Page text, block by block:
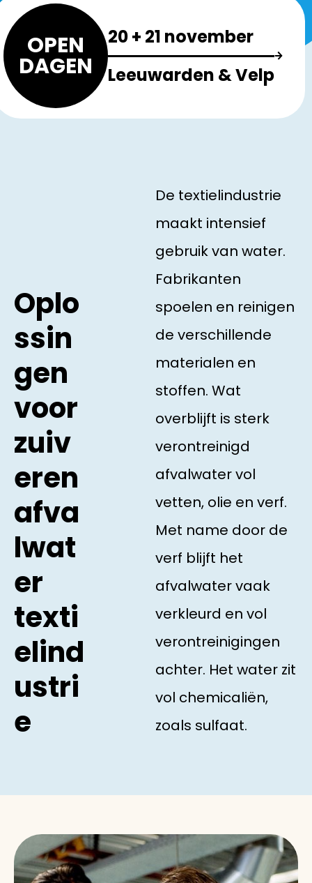
OPEN
DAGEN
20 + 21 november
Leeuwarden & Velp
Oplo
ssin
gen
voor
zuiv
eren
afva
lwat
er
texti
elind
ustri
e
De textielindustrie
maakt intensief
gebruik van water.
Fabrikanten
spoelen en reinigen
de verschillende
materialen en
stoffen. Wat
overblijft is sterk
verontreinigd
afvalwater vol
vetten, olie en verf.
Met name door de
verf blijft het
afvalwater vaak
verkleurd en vol
verontreinigingen
achter. Het water zit
vol chemicaliën,
zoals sulfaat.